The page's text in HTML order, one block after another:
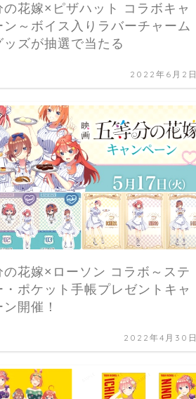
の花嫁×ピザハット コラボキャ
ン～ボイス入りラバーチャーム
ッズが抽選で当たる
2022年6月2日
の花嫁×ローソン コラボ～ステ
・ポケット手帳プレゼントキャ
開催！
2022年4月30日